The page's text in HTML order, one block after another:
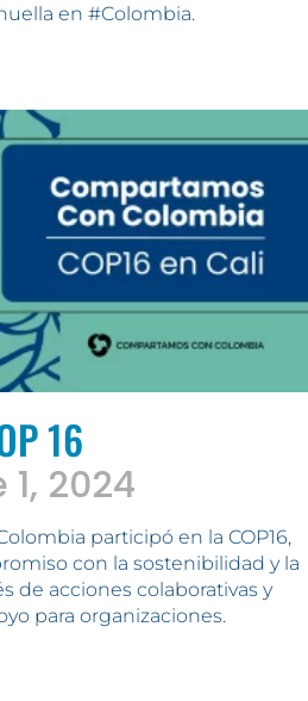
en #Colombia.
16
2024
participó en la COP16,
con la sostenibilidad y la
de acciones colaborativas y
para organizaciones.